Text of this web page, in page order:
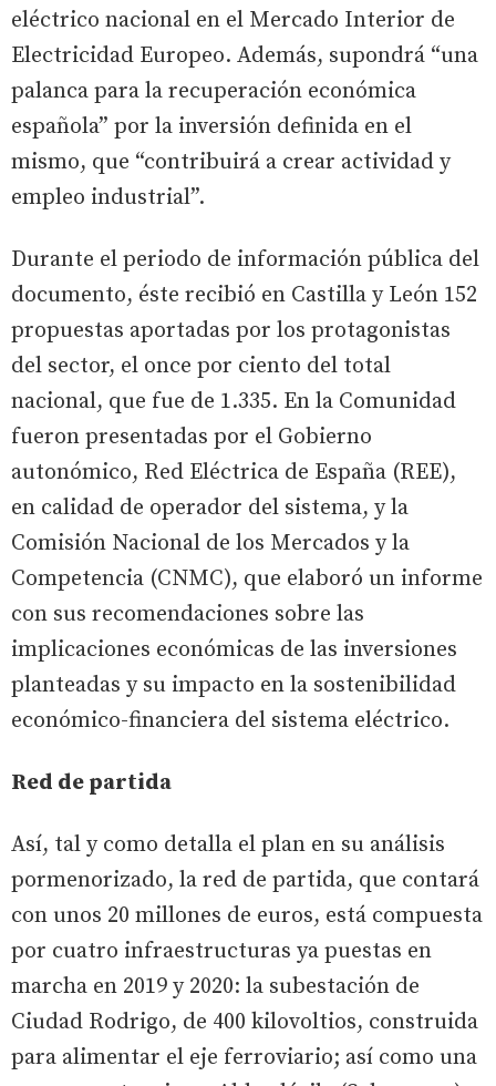
eléctrico nacional en el Mercado Interior de
Electricidad Europeo. Además, supondrá “una
palanca para la recuperación económica
española” por la inversión definida en el
mismo, que “contribuirá a crear actividad y
empleo industrial”.
Durante el periodo de información pública del
documento, éste recibió en Castilla y León 152
propuestas aportadas por los protagonistas
del sector, el once por ciento del total
nacional, que fue de 1.335. En la Comunidad
fueron presentadas por el Gobierno
autonómico, Red Eléctrica de España (REE),
en calidad de operador del sistema, y la
Comisión Nacional de los Mercados y la
Competencia (CNMC), que elaboró un informe
con sus recomendaciones sobre las
implicaciones económicas de las inversiones
planteadas y su impacto en la sostenibilidad
económico-financiera del sistema eléctrico.
Red de partida
Así, tal y como detalla el plan en su análisis
pormenorizado, la red de partida, que contará
con unos 20 millones de euros, está compuesta
por cuatro infraestructuras ya puestas en
marcha en 2019 y 2020: la subestación de
Ciudad Rodrigo, de 400 kilovoltios, construida
para alimentar el eje ferroviario; así como una